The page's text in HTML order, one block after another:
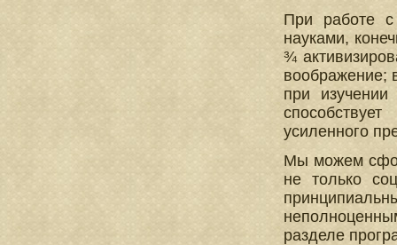
При работе с
науками,
¾
воображение;
при
усиленного
Мы можем
не только
разделе